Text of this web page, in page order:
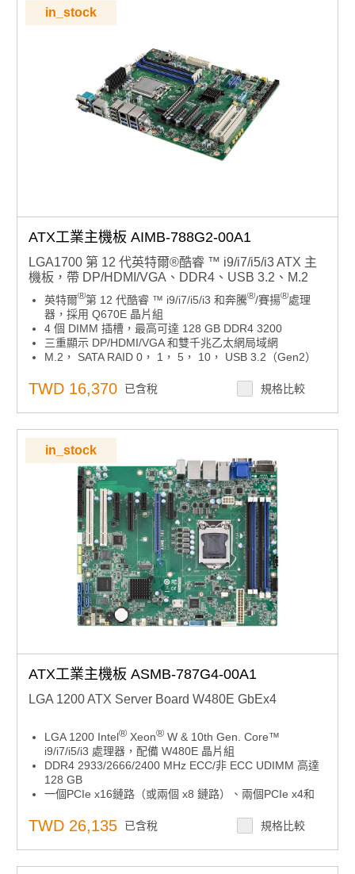
in_stock
ATX工業主機板 AIMB-788G2-00A1
LGA1700 第 12 代英特爾®酷睿 ™ i9/i7/i5/i3 ATX 主
機板，帶 DP/HDMI/VGA、DDR4、USB 3.2、M.2
英特爾®第 12 代酷睿 ™ i9/i7/i5/i3 和奔騰®/賽揚®處理
器，採用 Q670E 晶片組
4 個 DIMM 插槽，最高可達 128 GB DDR4 3200
三重顯示 DP/HDMI/VGA 和雙千兆乙太網局域網
M.2， SATA RAID 0， 1， 5， 10， USB 3.2（Gen2）
Advantech iBMC遠端帶外電源管理解決方案在DeviceOn
注 1：TPM 模組是啟用英特爾博銳和 TPM 技術所必需
的。
注 2：不支援舊平臺。
TWD 16,370 已含稅 規格比較
in_stock
ATX工業主機板 ASMB-787G4-00A1
LGA 1200 ATX Server Board W480E GbEx4
LGA 1200 Intel® Xeon® W & 10th Gen. Core™
i9/i7/i5/i3 處理器，配備 W480E 晶片組
DDR4 2933/2666/2400 MHz ECC/非 ECC UDIMM 高達
128 GB
一個PCIe x16鏈路（或兩個 x8 鏈路）、兩個PCIe x4和
三重顯示器 - DVI-D、VGA 和 HDMI 2.0 埠
5 個 SATA 3 埠和 6 個 USB 3.2 埠
一個 M.2 2280/2242（相容 SATA / PCIe）
機架安裝優化放置，正氣流設計
TWD 26,135 已含稅 規格比較